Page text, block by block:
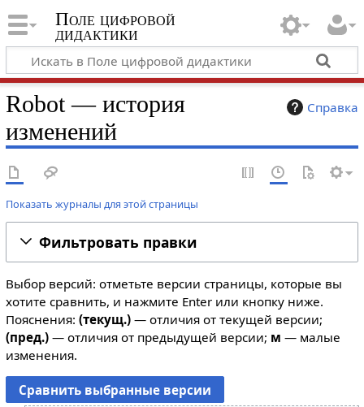
Поле цифровой
дидактики
Справка
Robot — история
изменений
Показать журналы для этой страницы
Фильтровать правки
Выбор версий: отметьте версии страницы, которые вы
хотите сравнить, и нажмите Enter или кнопку ниже.
Пояснения: (текущ.)— отличия от текущей версии;
(пред.)— отличия от предыдущей версии; м — малые
изменения.